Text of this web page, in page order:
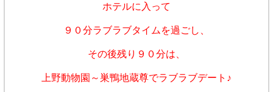
ホテルに入って
９０分ラブラブタイムを過ごし、
その後残り９０分は、
上野動物園～巣鴨地蔵尊でラブラブデート♪